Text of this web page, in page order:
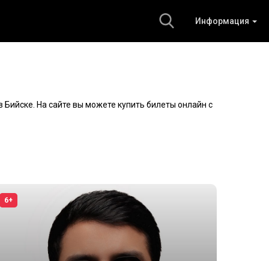
Информация
На сайте вы можете купить билеты онлайн с
6+